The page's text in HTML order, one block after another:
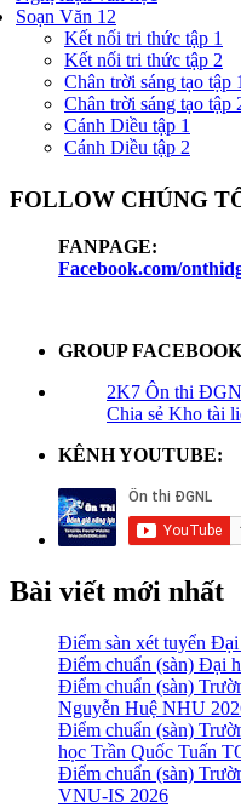
Soạn Văn 12
Kết nối tri thức tập 1
Kết nối tri thức tập 2
Chân trời sáng tạo tập 1
Chân trời sáng tạo tập
Cánh Diều tập 1
Cánh Diều tập 2
FOLLOW CHÚNG
FANPAGE:
Facebook.com/
GROUP FACEBOOK
2K7 Ôn thi
Chia sẻ Kho tài
KÊNH YOUTUBE:
Bài viết mới nhất
Điểm sàn xét tuyển
Điểm chuẩn (sàn) Đại
Điểm chuẩn (sàn)
Nguyễn Huệ NHU
Điểm chuẩn (sàn)
học Trần Quốc Tuấn
Điểm chuẩn (sàn)
VNU-IS 2026